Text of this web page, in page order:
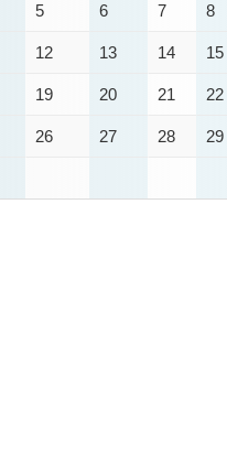
5 6 7 8
12 13 14 15
19 20 21 22
26 27 28 29